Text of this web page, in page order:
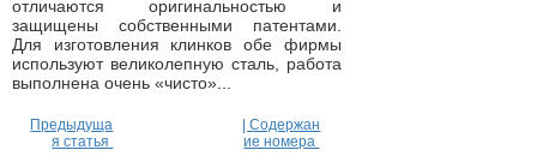
отличаются оригинальностью и
защищены собственными патентами.
Для изготовления клинков обе фирмы
используют великолепную сталь, работа
выполнена очень «чисто»...
Предыдуща
я статья
| Содержан
ие номера